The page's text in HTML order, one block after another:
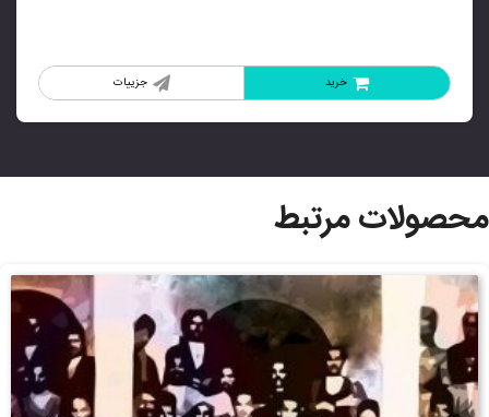
جزییات خرید
محصولات مرتبط